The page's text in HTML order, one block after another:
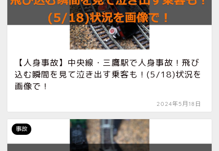
【人身事故】中央線・三鷹駅で人身事故！飛び
込む瞬間を見て泣き出す乗客も！(5/18)状況を
画像で！
2024年5月18日
事故